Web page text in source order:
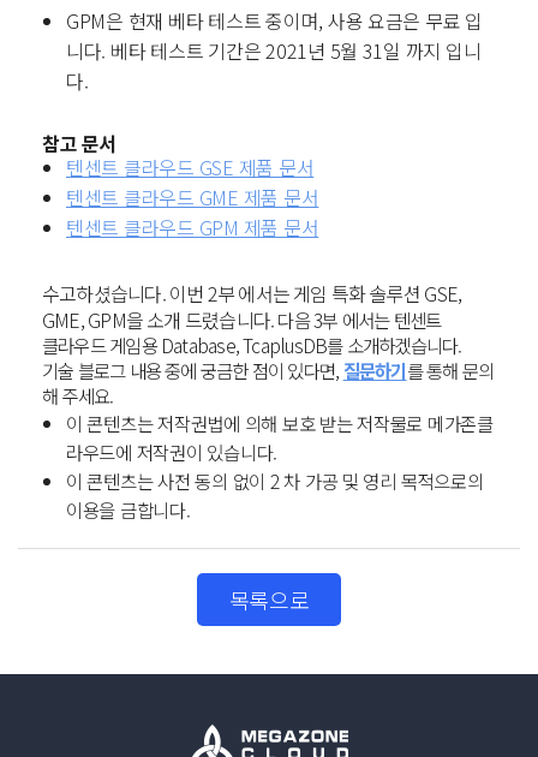
GPM은 현재 베타 테스트 중이며, 사용 요금은 무료 입
니다. 베타 테스트 기간은 2021년 5월 31일 까지 입니
다.
참고 문서
텐센트 클라우드 GSE 제품 문서
텐센트 클라우드 GME 제품 문서
텐센트 클라우드 GPM 제품 문서
수고하셨습니다. 이번 2부 에서는 게임 특화 솔루션 GSE,
GME, GPM을 소개 드렸습니다.다음 3부 에서는 텐센트
클라우드 게임용 Database, TcaplusDB를 소개하겠습니다.
기술 블로그 내용 중에 궁금한 점이 있다면, 질문하기를 통해 문의
해 주세요.
이 콘텐츠는 저작권법에 의해 보호 받는 저작물로 메가존클
라우드에 저작권이 있습니다.
이 콘텐츠는 사전 동의 없이 2 차 가공 및 영리 목적으로의
이용을 금합니다.
목록으로